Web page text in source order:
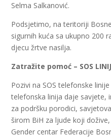
Selma Salkanović.
Podsjetimo, na teritoriji
sigurnih kuća sa ukupno 200
djecu žrtve nasilja.
Zatražite pomoć – SOS
Pozivi na SOS telefonske
telefonska linija daje savjete,
za podršku porodici,
širom BiH za ljude koji
Gender centar Federacije